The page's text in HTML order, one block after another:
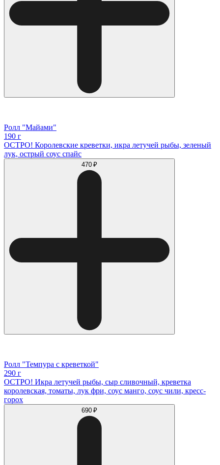
Ролл "Майами"
190 г
ОСТРО! Королевские креветки, икра летучей рыбы, зеленый
лук, острый соус спайс
470 ₽
Ролл "Темпура с креветкой"
290 г
ОСТРО! Икра летучей рыбы, сыр сливочный, креветка
королевская, томаты, лук фри, соус манго, соус чили, кресс-
горох
690 ₽